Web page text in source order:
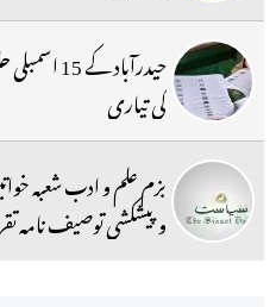
کی تیاری
بزم علم و ادب شعبہ
و پیشکشی توصیف نامہ